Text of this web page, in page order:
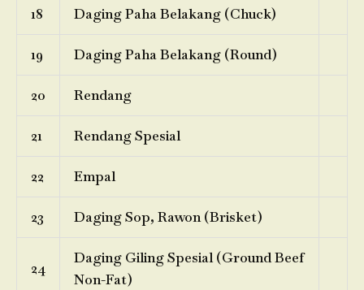
18 Daging Paha Belakang (Chuck)
19 Daging Paha Belakang (Round)
20 Rendang
21 Rendang Spesial
22 Empal
23 Daging Sop, Rawon (Brisket)
24
Daging Giling Spesial (Ground Beef
Non-Fat)